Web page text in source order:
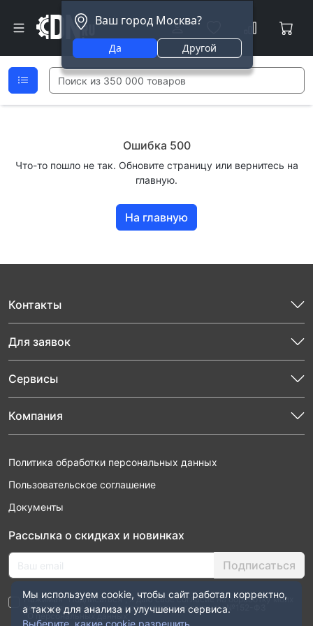
Ваш город Москва?
Да Другой
Ошибка 500
Что-то пошло не так. Обновите страницу или вернитесь на
главную.
На главную
Контакты
Для заявок
Сервисы
Компания
Политика обработки персональных данных
Пользовательское соглашение
Документы
Рассылка о скидках и новинках
Подписаться
Нажимая “Подписаться”, я даю свое согласие на обработку моих
персональных данных в соответствии с законом №152-ФЗ
“О персональных данных”
Мы используем cookie, чтобы сайт работал корректно,
а также для анализа и улучшения сервиса.
Выберите, какие cookie разрешить